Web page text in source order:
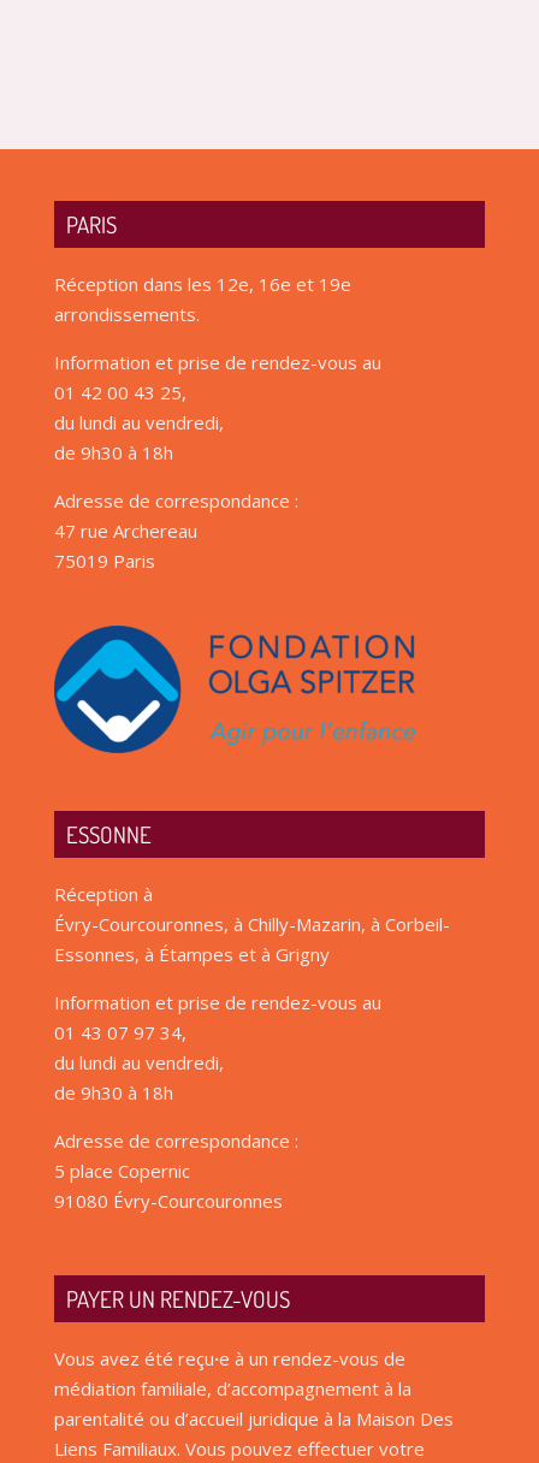
PARIS
Réception dans les 12e, 16e et 19e
arrondissements.
Information et prise de rendez-vous au
01 42 00 43 25,
du lundi au vendredi,
de 9h30 à 18h
Adresse de correspondance :
47 rue Archereau
75019 Paris
ESSONNE
Réception à
Évry-Courcouronnes, à Chilly-Mazarin, à Corbeil-
Essonnes, à Étampes et à Grigny
Information et prise de rendez-vous au
01 43 07 97 34,
du lundi au vendredi,
de 9h30 à 18h
Adresse de correspondance :
5 place Copernic
91080 Évry-Courcouronnes
PAYER UN RENDEZ-VOUS
Vous avez été reçu·e à un rendez-vous de
médiation familiale, d’accompagnement à la
parentalité ou d’accueil juridique à la Maison Des
Liens Familiaux. Vous pouvez effectuer votre